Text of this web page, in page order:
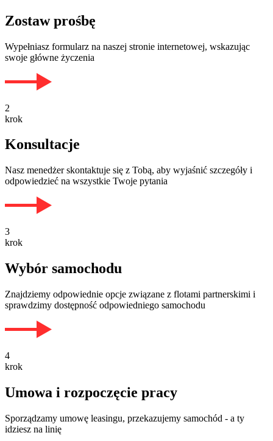
Zostaw prośbę
Wypełniasz formularz na naszej stronie internetowej, wskazując
swoje główne życzenia
2
krok
Konsultacje
Nasz menedżer skontaktuje się z Tobą, aby wyjaśnić szczegóły i
odpowiedzieć na wszystkie Twoje pytania
3
krok
Wybór samochodu
Znajdziemy odpowiednie opcje związane z flotami partnerskimi i
sprawdzimy dostępność odpowiedniego samochodu
4
krok
Umowa i rozpoczęcie pracy
Sporządzamy umowę leasingu, przekazujemy samochód - a ty
idziesz na linię